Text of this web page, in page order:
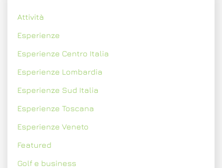
Attività
Esperienze
Esperienze Centro Italia
Esperienze Lombardia
Esperienze Sud Italia
Esperienze Toscana
Esperienze Veneto
Featured
Golf e business